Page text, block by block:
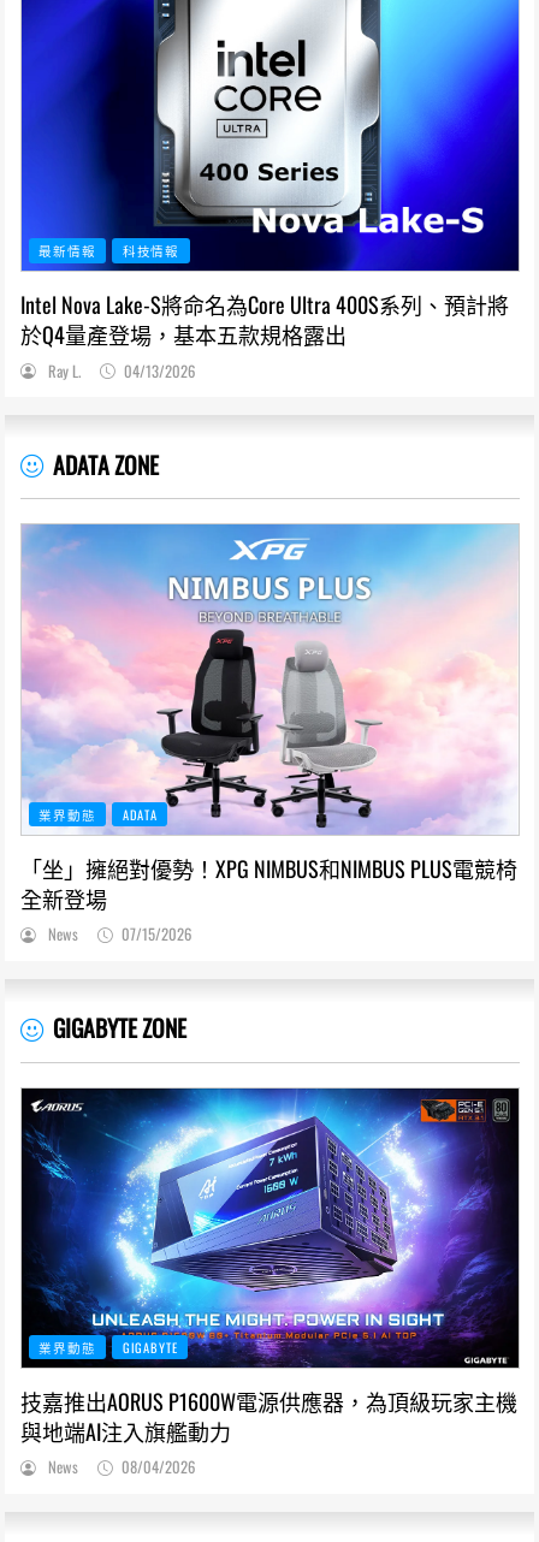
最新情報 科技情報
Intel Nova Lake-S將命名為Core Ultra 400S系列、預計將
於Q4量產登場，基本五款規格露出
Ray L. 04/13/2026
ADATA ZONE
業界動態 ADATA
「坐」擁絕對優勢！XPG NIMBUS和NIMBUS PLUS電競椅
全新登場
News 07/15/2026
GIGABYTE ZONE
業界動態 GIGABYTE
技嘉推出AORUS P1600W電源供應器，為頂級玩家主機
與地端AI注入旗艦動力
News 08/04/2026